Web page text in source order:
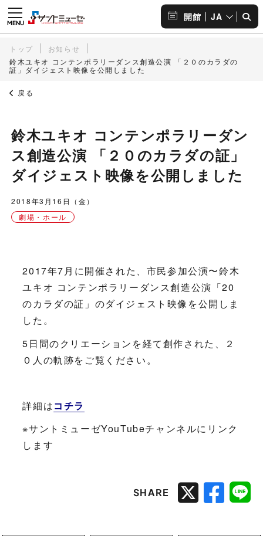
開館 JA
トップ
お知らせ
鈴木ユキオ コンテンポラリーダンス創造公演 「２０のカラダの
証」ダイジェスト映像を公開しました
戻る
鈴木ユキオ コンテンポラリーダン
ス創造公演 「２０のカラダの証」
ダイジェスト映像を公開しました
2018年3月16日（金）
劇場・ホール
2017年7月に開催された、市民参加公演〜鈴木
ユキオ コンテンポラリーダンス創造公演「20
のカラダの証」のダイジェスト映像を公開しま
した。
5日間のクリエーションを経て創作された、２
０人の軌跡をご覧ください。
詳細はコチラ
※サントミューゼYouTubeチャンネルにリンク
します
SHARE